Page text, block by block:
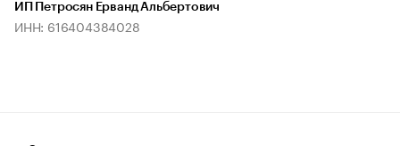
ИП Петросян Ерванд Альбертович
ИНН: 616404384028